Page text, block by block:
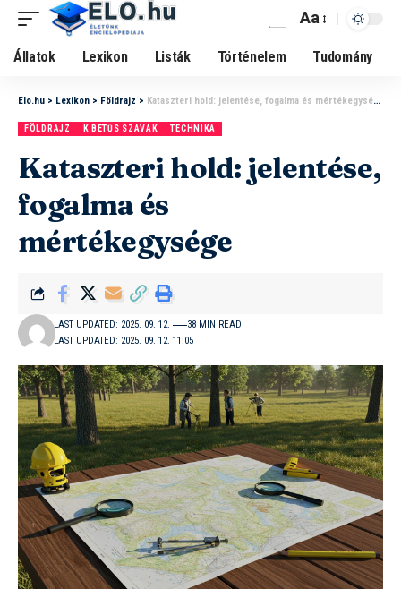
Aa
Állatok Lexikon Listák Történelem Tudomány
Elo.hu > Lexikon > Földrajz > Kataszteri hold: jelentése, fogalma és mértékegysége
FÖLDRAJZ K BETŰS SZAVAK TECHNIKA
Kataszteri hold: jelentése,
fogalma és
mértékegysége
LAST UPDATED: 2025. 09. 12. 11:05
LAST UPDATED: 2025. 09. 12. 38 MIN READ